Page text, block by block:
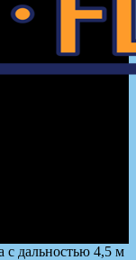
с дальностью 4,5 м